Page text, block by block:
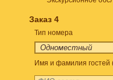
Заказ 4
Тип номера
Имя и фамилия гостей